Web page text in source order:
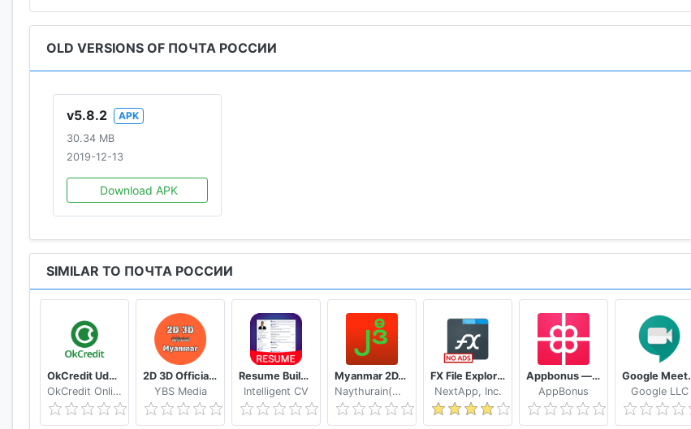
– Поддержка “Direct Reply” на сообщения от службы поддержки Почты (доступно на устройствах с
выше)
OLD VERSIONS OF ПОЧТА РОССИИ
v5.8.2
APK
30.34 MB
2019-12-13
Download APK
SIMILAR TO ПОЧТА РОССИИ
OkCredit Udhar Bahi Khata App, Credit Ledger
OkCredit Online Business Apps - Made in India
2D 3D Official Myanmar 🇲🇲 - Myanmar 2D 3D Live
YBS Media
Resume Builder App Free CV maker CV templates 2020
Intelligent CV
Myanmar 2D/3D Live Update - MMDroidUser
Naythurain(MM)
FX File Explorer: The file manager with privacy
NextApp, Inc.
Appbonus — мобильный заработок денег без вложений
AppBonus
Google
Google LLC